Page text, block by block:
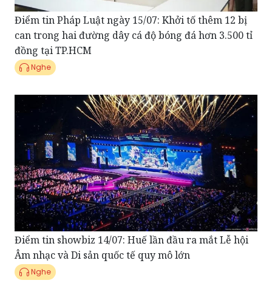
Điểm tin Pháp Luật ngày 15/07: Khởi tố thêm 12 bị
can trong hai đường dây cá độ bóng đá hơn 3.500 tỉ
đồng tại TP.HCM
Nghe
Điểm tin showbiz 14/07: Huế lần đầu ra mắt Lễ hội
Âm nhạc và Di sản quốc tế quy mô lớn
Nghe